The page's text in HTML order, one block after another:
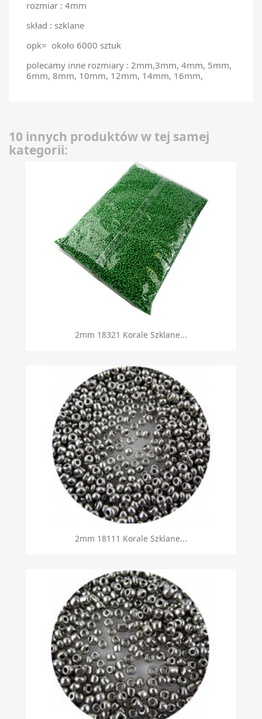
rozmiar : 4mm
skład : szklane
opk= około 6000 sztuk
polecamy inne rozmiary : 2mm,3mm, 4mm, 5mm,
6mm, 8mm, 10mm, 12mm, 14mm, 16mm,
10 innych produktów w tej samej
kategorii:
2mm 18321 Korale Szklane...
2mm 18111 Korale Szklane...